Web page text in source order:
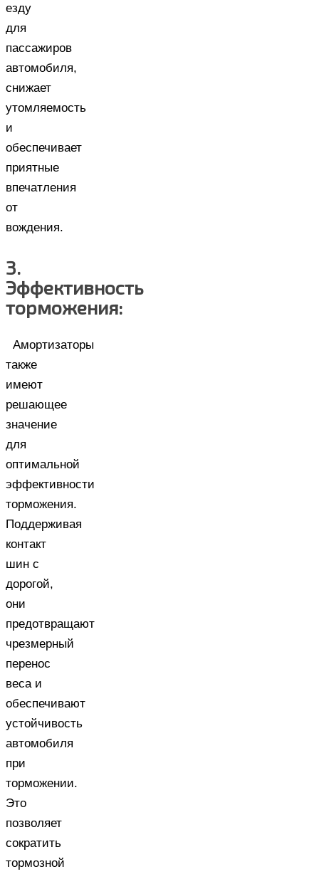
езду
для
пассажиров
автомобиля,
снижает
утомляемость
и
обеспечивает
приятные
впечатления
от
вождения.
3.
Эффективность
торможения:
Амортизаторы
также
имеют
решающее
значение
для
оптимальной
эффективности
торможения.
Поддерживая
контакт
шин с
дорогой,
они
предотвращают
чрезмерный
перенос
веса и
обеспечивают
устойчивость
автомобиля
при
торможении.
Это
позволяет
сократить
тормозной